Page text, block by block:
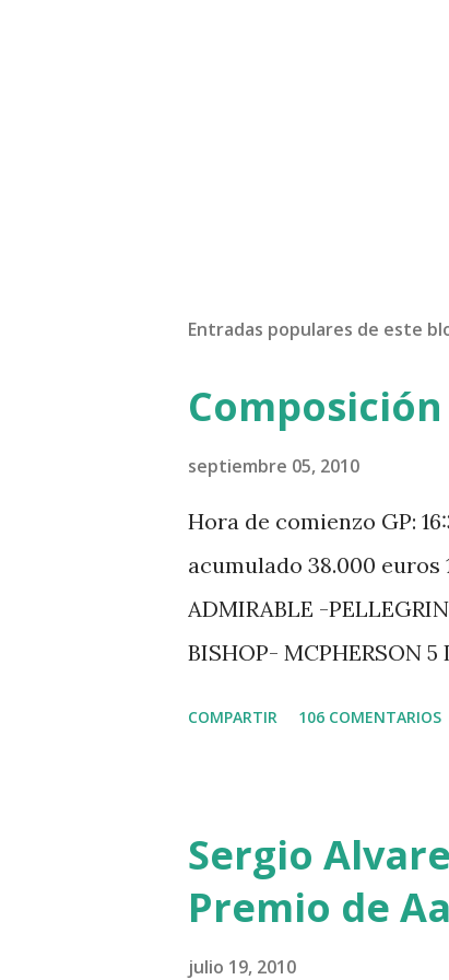
Entradas populares de este
septiembre 05, 2010
Hora de comienzo GP:
acumulado 38.000 euros
ADMIRABLE -
BISHOP- MCPHERSON
QUERLYBET HERO -
BREEN 9 JALLA DE
PHILIPPAERTS 3 triple 1
COMPARTIR 106 COMENTARIOS
Sergio
Premio de
julio 19, 2010